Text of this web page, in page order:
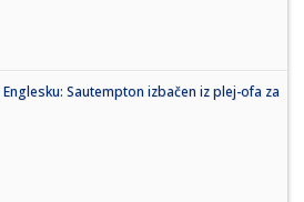
Sautempton izbačen iz plej-ofa za